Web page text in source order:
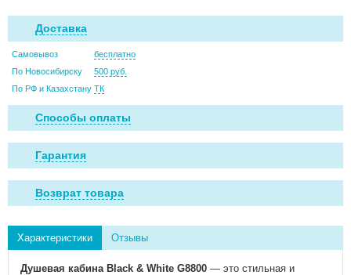
Доставка
Самовывоз
бесплатно
По Новосибирску
500 руб.
По РФ и Казахстану ТК
Способы оплаты
Гарантия
Возврат товара
Характеристики Отзывы
Душевая кабина Black & White G8800 — это стильная и